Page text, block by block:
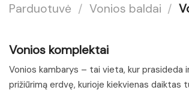
Parduotuvė / Vonios baldai /
Vonios komplektai
Vonios kambarys – tai vieta, kur prasideda
prižiūrimą erdvę, kurioje kiekvienas